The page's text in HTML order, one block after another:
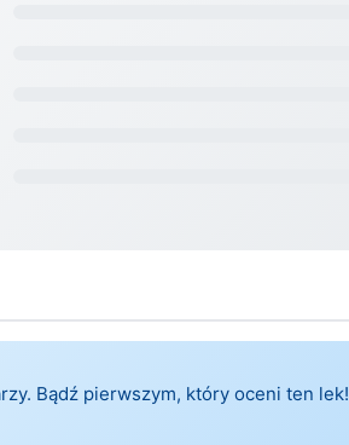
Bądź pierwszym, który oceni ten lek!